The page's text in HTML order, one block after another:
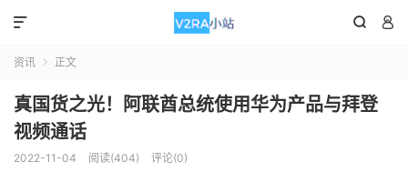
 

资讯  正文
真国货之光！阿联酋总统使用华为产品与拜登
视频通话
2022-11-04 阅读(404) 评论(0)